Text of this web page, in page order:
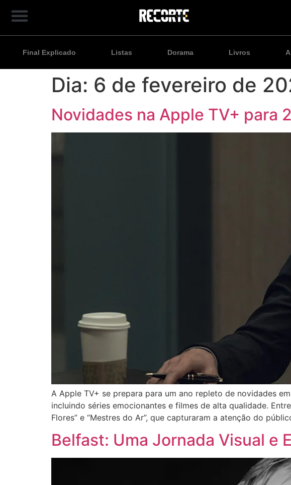
Final Explicado Listas Dorama Livros
Dia: 6 de fevereiro de
Novidades na Apple TV+ para
A Apple TV+ se prepara para um ano repleto de novidades
incluindo séries emocionantes e filmes de alta qualidade.
Flores” e “Mestres do Ar”, que capturaram a atenção do
Belfast: Uma Jornada Visual e